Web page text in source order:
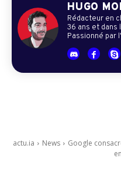
HUGO
Rédacteur en
36 ans et dans
Passionné par
actu.ia News
Google